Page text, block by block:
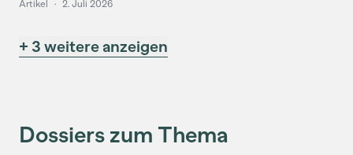
Artikel · 2. Juli 2026
+ 3 weitere anzeigen
Dossiers zum Thema